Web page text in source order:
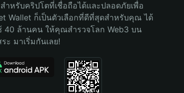
ำหรับคริปโตที่เชื่อถือได้และปลอดภัยเพื่อ
Wallet ก็เป็นตัวเลือกที่ดีที่สุดสำหรับคุณ ได้
40 ล้านคน ให้คุณสำรวจโลก Web3 บน
ะ มาเริ่มกันเลย!